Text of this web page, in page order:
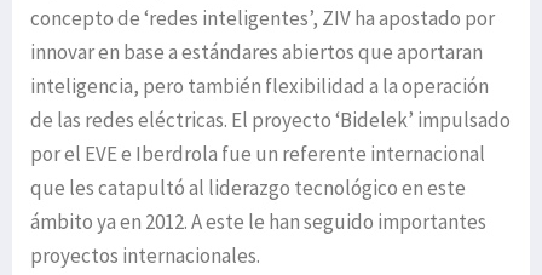
concepto de ‘redes inteligentes’, ZIV ha apostado por
innovar en base a estándares abiertos que aportaran
inteligencia, pero también flexibilidad a la operación
de las redes eléctricas. El proyecto ‘Bidelek’ impulsado
por el EVE e Iberdrola fue un referente internacional
que les catapultó al liderazgo tecnológico en este
ámbito ya en 2012. A este le han seguido importantes
proyectos internacionales.